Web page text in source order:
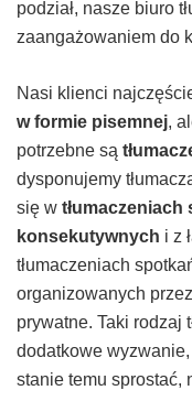
podział, nasze biuro
zaangażowaniem do
Nasi klienci
w formie pisemnej,
potrzebne są
dysponujemy
się w
konsekutywnych i z
tłumaczeniach
organizowanych
prywatne. Taki rodzaj
dodatkowe
stanie temu sprostać,